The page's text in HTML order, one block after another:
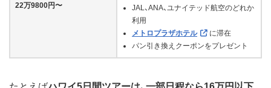
22万9800円〜
JAL、ANA、ユナイテッド航空のどれか
利用
メトロプラザホテル
に滞在
パン引き換えクーポンをプレゼント